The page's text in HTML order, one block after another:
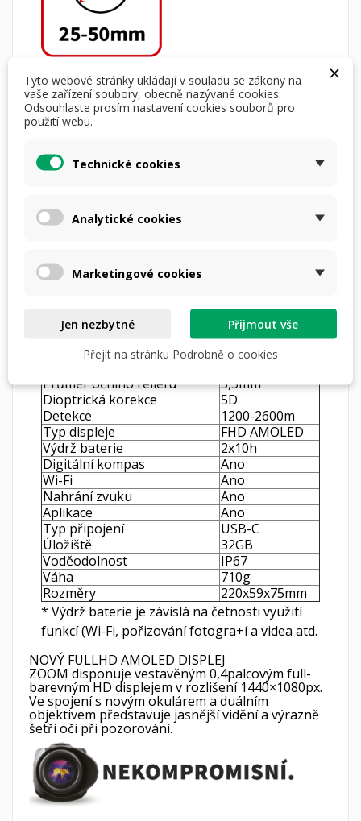
SPECIFIKACE PRODUKTU
Rozlišení senzoru
rozdílu teplot (mK)
25/50mm
Zorné pole
17,5° x 13,1° /
8,7° x 6,6°
Základní zvětšení
2x/4x
Digitální zvětšení
Průměr očního reliéfu
5,5mm
Dioptrická korekce
5D
Detekce
1200-2600m
Typ displeje
FHD AMOLED
Výdrž baterie
2x10h
Digitální kompas
Ano
Wi-Fi
Ano
Nahrání zvuku
Ano
Aplikace
Ano
Typ připojení
USB-C
Úložiště
32GB
Voděodolnost
IP67
Váha
710g
Rozměry
220x59x75mm
* Výdrž baterie je závislá na četnosti využití
funkcí (Wi-Fi, pořizování fotogra+í a videa atd.
NOVÝ FULLHD AMOLED DISPLEJ
ZOOM disponuje vestavěným 0,4palcovým full-
barevným HD displejem v rozlišení 1440×1080px.
Ve spojení s novým okulárem a duálním
objektivem představuje jasnější vidění a výrazně
šetří oči při pozorování.
×
Tyto webové stránky ukládají v souladu se zákony na
vaše zařízení soubory, obecně nazývané cookies.
Odsouhlaste prosím nastavení cookies souborů pro
použití webu.
Technické cookies
Analytické cookies
Marketingové cookies
Jen nezbytné
Přijmout vše
Přejít na stránku Podrobně o cookies